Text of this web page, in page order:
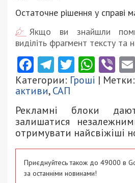
Остаточне рішення у справі
Якщо ви знайшли
виділіть фрагмент тексту та
Facebook
Telegram
Twitter
Категории: Гроші | Метки:
активи,САП
Рекламні блоки
залишатися
отримувати найсвіжіші
Приєднуйтесь також до 49000 в
за останніми новинами!